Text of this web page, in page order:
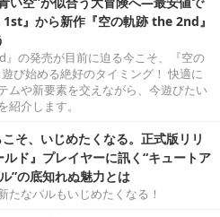
』から新作『空の軌跡 the 2nd』
』の発売が目前に迫る今こそ、『空の
び始める絶好のタイミング！ 快適に
ムや新要素を交えながら、今遊びたい
紹介します。
そ、いじめたくなる。正式版リリ
ド』プレイヤーに訊く“キュートア
”の底知れぬ魅力とは
たなパルもいじめたくなる！